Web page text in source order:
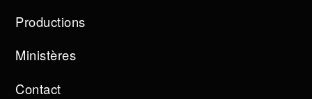
Productions
Ministères
Contact